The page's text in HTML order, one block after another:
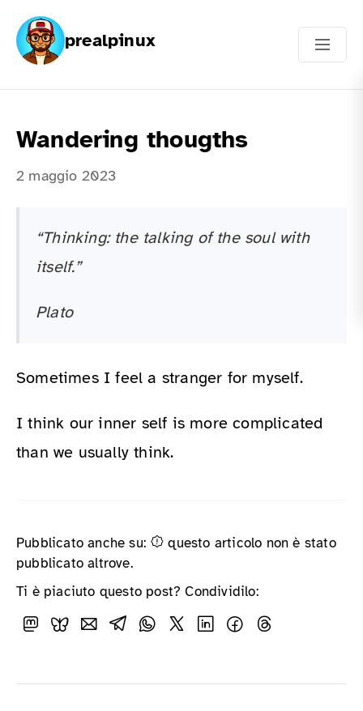
prealpinux
Wandering thougths
2 maggio 2023
“Thinking: the talking of the soul with
itself.”
Plato
Sometimes I feel a stranger for myself.
I think our inner self is more complicated
than we usually think.
Pubblicato anche su:
questo articolo non è stato
pubblicato altrove.
Ti è piaciuto questo post? Condividilo: